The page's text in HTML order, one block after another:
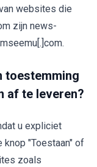
websites die
zijn news-
toestemming
af te leveren?
u expliciet
"Toestaan" of
zoals